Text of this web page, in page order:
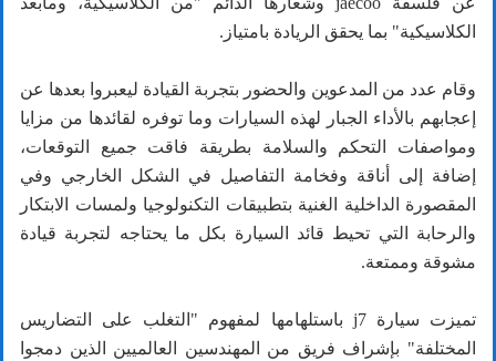
الكلاسيكية" بما يحقق الريادة بامتياز.
وقام عدد من المدعوين والحضور بتجربة القيادة ليعبروا بعدها عن
إعجابهم بالأداء الجبار لهذه السيارات وما توفره لقائدها من مزايا
ومواصفات التحكم والسلامة بطريقة فاقت جميع التوقعات،
إضافة إلى أناقة وفخامة التفاصيل في الشكل الخارجي وفي
المقصورة الداخلية الغنية بتطبيقات التكنولوجيا ولمسات الابتكار
والرحابة التي تحيط قائد السيارة بكل ما يحتاجه لتجربة قيادة
مشوقة وممتعة.
تميزت سيارة j7 باستلهامها لمفهوم "التغلب على التضاريس
المختلفة" بإشراف فريق من المهندسين العالميين الذين دمجوا